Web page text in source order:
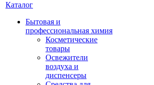
Каталог
Бытовая и
профессиональная химия
Косметические
товары
Освежители
воздуха и
диспенсеры